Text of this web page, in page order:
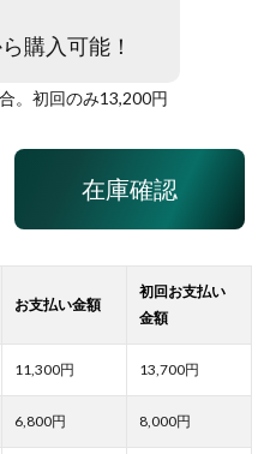
購入可能！
。初回のみ13,200円
在庫確認
11,300 13,700
6,800 8,000